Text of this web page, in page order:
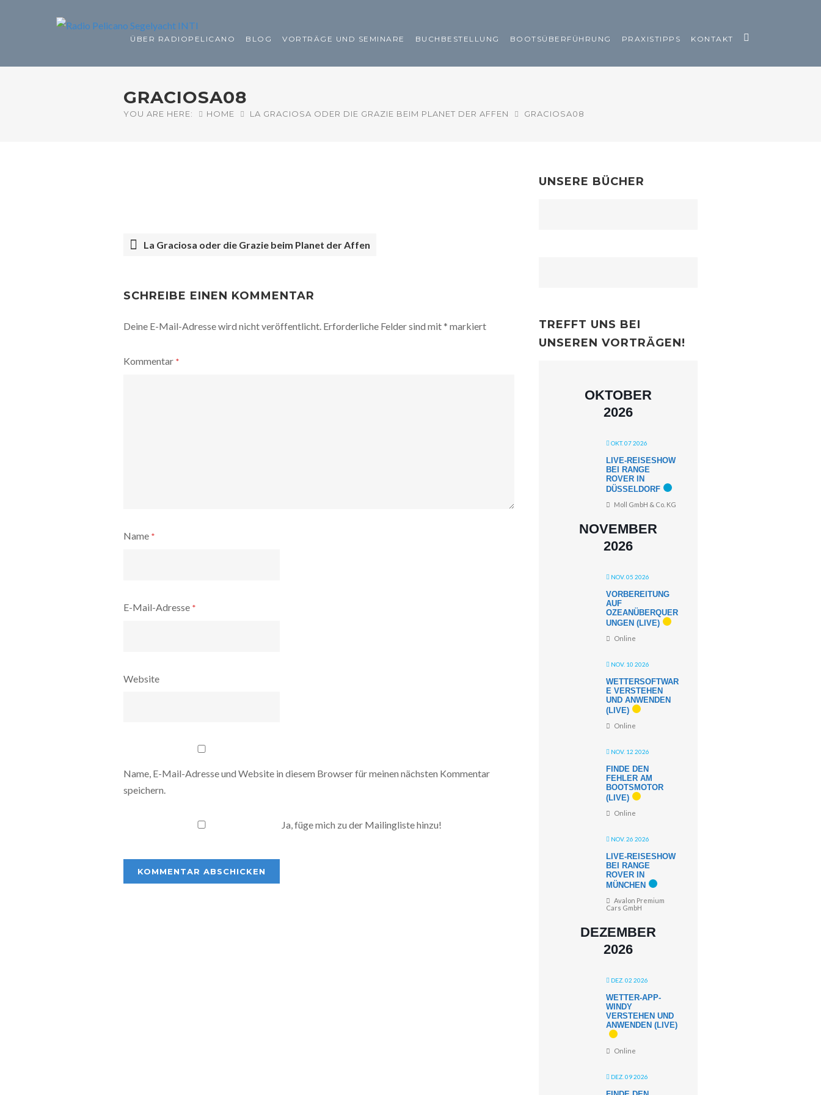
ÜBER RADIOPELICANO BLOG VORTRÄGE UND SEMINARE BUCHBESTELLUNG BOOTSÜBERFÜHRUNG PRAXISTIPPS KONTAKT
GRACIOSA08
YOU ARE HERE: HOME LA GRACIOSA ODER DIE GRAZIE BEIM PLANET DER AFFEN GRACIOSA08
NAVIGATION
La Graciosa oder die Grazie beim Planet der Affen
SCHREIBE EINEN KOMMENTAR
Deine E-Mail-Adresse wird nicht veröffentlicht. Erforderliche Felder sind mit* markiert
Kommentar *
Name *
E-Mail-Adresse *
Website
Name, E-Mail-Adresse und Website in diesem Browser für meinen nächsten Kommentar
speichern.
Ja, füge mich zu der Mailingliste hinzu!
UNSERE BÜCHER
TREFFT UNS BEI
UNSEREN VORTRÄGEN!
OKTOBER
2026
OKT. 07 2026
LIVE-REISESHOW
BEI RANGE
ROVER IN
DÜSSELDORF
Moll GmbH & Co. KG
NOVEMBER
2026
NOV. 05 2026
VORBEREITUNG
AUF
OZEANÜBERQUER
UNGEN (LIVE)
Online
NOV. 10 2026
WETTERSOFTWAR
E VERSTEHEN
UND ANWENDEN
(LIVE)
Online
NOV. 12 2026
FINDE DEN
FEHLER AM
BOOTSMOTOR
(LIVE)
Online
NOV. 26 2026
LIVE-REISESHOW
BEI RANGE
ROVER IN
MÜNCHEN
Avalon Premium
Cars GmbH
DEZEMBER
2026
DEZ. 02 2026
WETTER-APP-
WINDY
VERSTEHEN UND
ANWENDEN (LIVE)
Online
DEZ. 09 2026